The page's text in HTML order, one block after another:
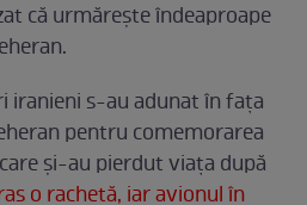
că urmăreşte îndeaproape
iranieni s-au adunat în faţa
pentru comemorarea
şi-au pierdut viaţa după
o rachetă, iar avionul în